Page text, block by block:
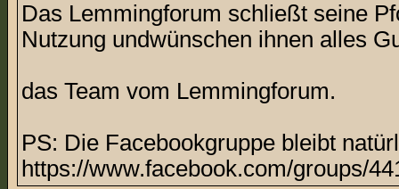
Das Lemmingforum schließt seine
Nutzung undwünschen ihnen alles
das Team vom Lemmingforum.
PS: Die Facebookgruppe bleibt
https://www.facebook.com/groups/